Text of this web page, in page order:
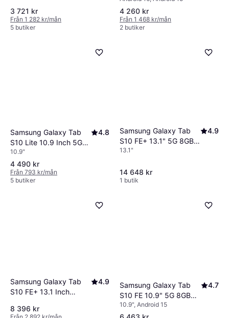
3 721 kr
Från 1 282 kr/mån
5 butiker
4 260 kr
Från 1 468 kr/mån
2 butiker
Samsung Galaxy Tab
S10 Lite 10.9 Inch 5G
128GB Grå
4.8
10.9"
4 490 kr
Från 793 kr/mån
5 butiker
Samsung Galaxy Tab
S10 FE+ 13.1" 5G 8GB
128GB Silver
4.9
13.1"
14 648 kr
1 butik
Samsung Galaxy Tab
S10 FE+ 13.1 Inch
4.9
8 396 kr
Samsung Galaxy Tab
S10 FE 10.9" 5G 8GB
128GB Silver
4.7
10.9", Android 15